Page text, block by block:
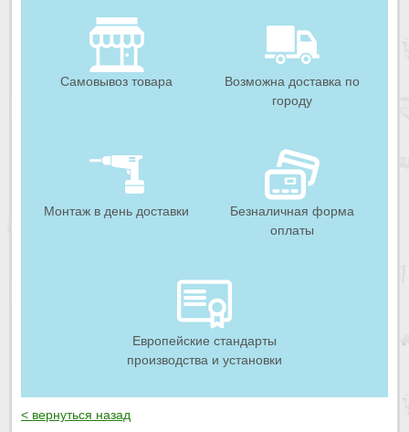
Самовывоз товара
Возможна доставка по
городу
Монтаж в день доставки
Безналичная форма
оплаты
Европейские стандарты
производства и установки
< вернуться назад